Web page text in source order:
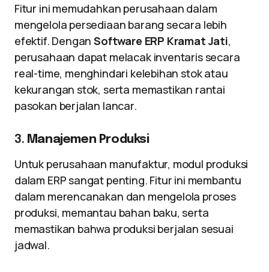
Fitur ini memudahkan perusahaan dalam
mengelola persediaan barang secara lebih
efektif. DenganSoftware ERP Kramat Jati,
perusahaan dapat melacak inventaris secara
real-time, menghindari kelebihan stok atau
kekurangan stok, serta memastikan rantai
pasokan berjalan lancar.
3. Manajemen Produksi
Untuk perusahaan manufaktur, modul produksi
dalam ERP sangat penting. Fitur ini membantu
dalam merencanakan dan mengelola proses
produksi, memantau bahan baku, serta
memastikan bahwa produksi berjalan sesuai
jadwal.